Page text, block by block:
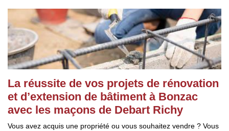
La réussite de vos projets de rénovation
et d’extension de bâtiment à Bonzac
avec les maçons de Debart Richy
Vous avez acquis une propriété ou vous souhaitez vendre ? Vous